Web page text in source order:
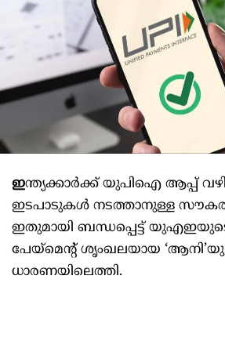
ഇന്ത്യക്കാര്‍ക്ക് യുപിഐ ആപ്പ്
ഇടപാടുകള്‍ നടത്താനുള്ള
ഇതുമായി ബന്ധപ്പെട്ട് യുഎഇയുടെ
പേയ്മെന്റ് ശൃംഖലയായ
ധാരണയിലെത്തി.